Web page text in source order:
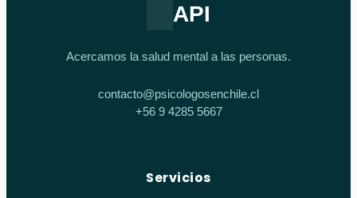
API
Acercamos la salud mental a las personas.
contacto@psicologosenchile.cl
+56 9 4285 5667
Servicios